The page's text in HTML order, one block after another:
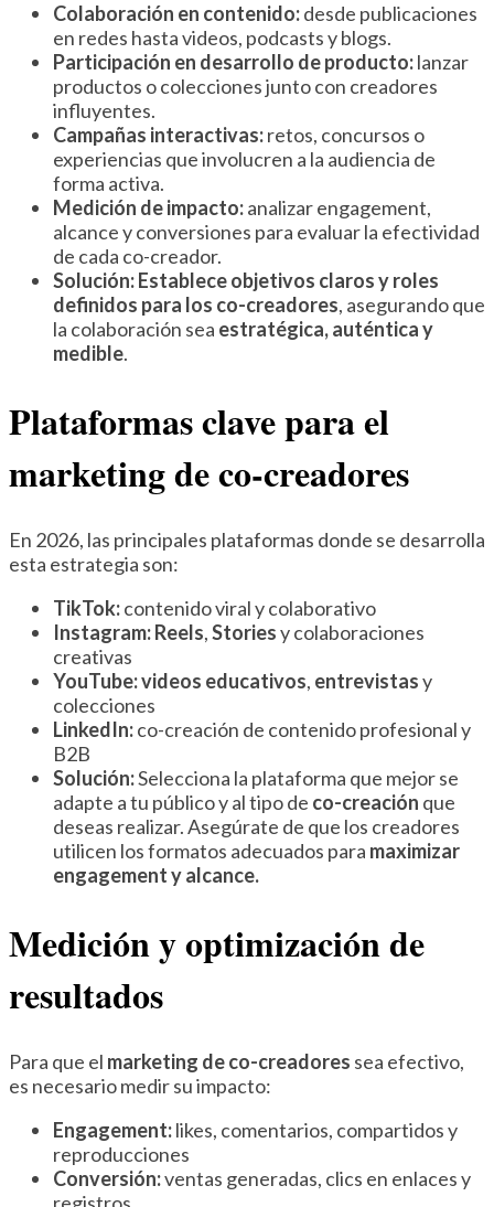
Colaboración en contenido:desde publicaciones
en redes hasta videos, podcasts y blogs.
Participación en desarrollo de producto:lanzar
productos o colecciones junto con creadores
influyentes.
Campañas interactivas:retos, concursos o
experiencias que involucren a la audiencia de
forma activa.
Medición de impacto:analizar engagement,
alcance y conversiones para evaluar la efectividad
de cada co-creador.
Solución:Establece objetivos claros y roles
definidos para los co-creadores, asegurando que
la colaboración sea estratégica, auténtica y
medible.
Plataformas clave para el
marketing de co-creadores
En 2026, las principales plataformas donde se desarrolla
esta estrategia son:
TikTok:contenido viral y colaborativo
Instagram:Reels,Storiesy colaboraciones
creativas
YouTube:videos educativos, entrevistasy
colecciones
LinkedIn:co-creación de contenido profesional y
B2B
Solución:Selecciona la plataforma que mejor se
adapte a tu público y al tipo de co-creación que
deseas realizar. Asegúrate de que los creadores
utilicen los formatos adecuados para maximizar
engagement y alcance.
Medición y optimización de
resultados
Para que el marketing de co-creadores sea efectivo,
es necesario medir su impacto:
Engagement:likes, comentarios, compartidos y
reproducciones
Conversión:ventas generadas, clics en enlaces y